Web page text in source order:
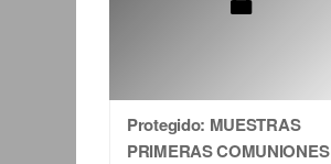
Protegido: MUESTRAS
PRIMERAS COMUNIONES